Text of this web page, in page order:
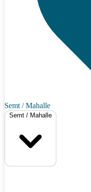
Semt / Mahalle
Semt / Mahalle